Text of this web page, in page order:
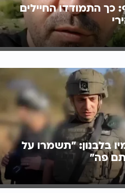
התמודדו החיילים
בלבנון: "תשמרו על
פה"